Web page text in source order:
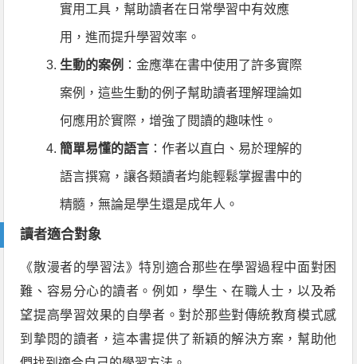
實用工具，幫助讀者在日常學習中有效應
用，進而提升學習效率。
生動的案例 ：金應準在書中使用了許多實際
案例，這些生動的例子幫助讀者理解理論如
何應用於實際，增強了閱讀的趣味性。
簡單易懂的語言 ：作者以直白、易於理解的
語言撰寫，讓各類讀者均能輕鬆掌握書中的
精髓，無論是學生還是成年人。
讀者適合對象
《散漫者的學習法》特別適合那些在學習過程中面對困
難、容易分心的讀者。例如，學生、在職人士，以及希
望提高學習效果的自學者。對於那些對傳統教育模式感
到摯悶的讀者，這本書提供了新穎的解決方案，幫助他